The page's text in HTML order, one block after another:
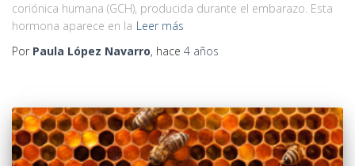
coriónica humana (GCH), producida durante el embarazo. Esta
hormona aparece en la Leer más
Por Paula López Navarro, hace 4 años